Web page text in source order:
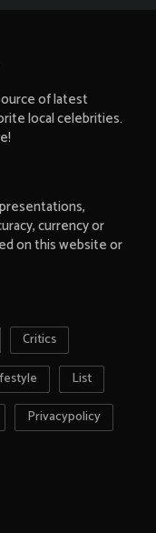
of latest
local celebrities.
currency or
on this website or
Critics
List
Privacypolicy